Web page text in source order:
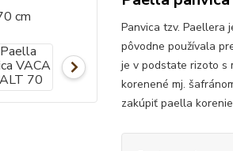
Panvica tzv. Paellera
pôvodne používala
je v podstate rizoto s
korenené mj.
zakúpiť paella